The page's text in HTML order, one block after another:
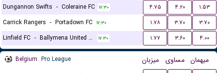
Dungannon Swifts - Coleraine FC ۱۷:۳۰ ۴.۷۵ ۴.۲۰
۱.۵۳
Carrick Rangers - Portadown FC ۱۷:۳۰ ۱.۷۸ ۳.۷۰
۳.۷۰
Linfield FC - Ballymena United FC ۱۷:۳۰ ۱.۷۷ ۳.۶۰ ۴.۰۰
Belgium Pro League میزبان مساوی میهمان